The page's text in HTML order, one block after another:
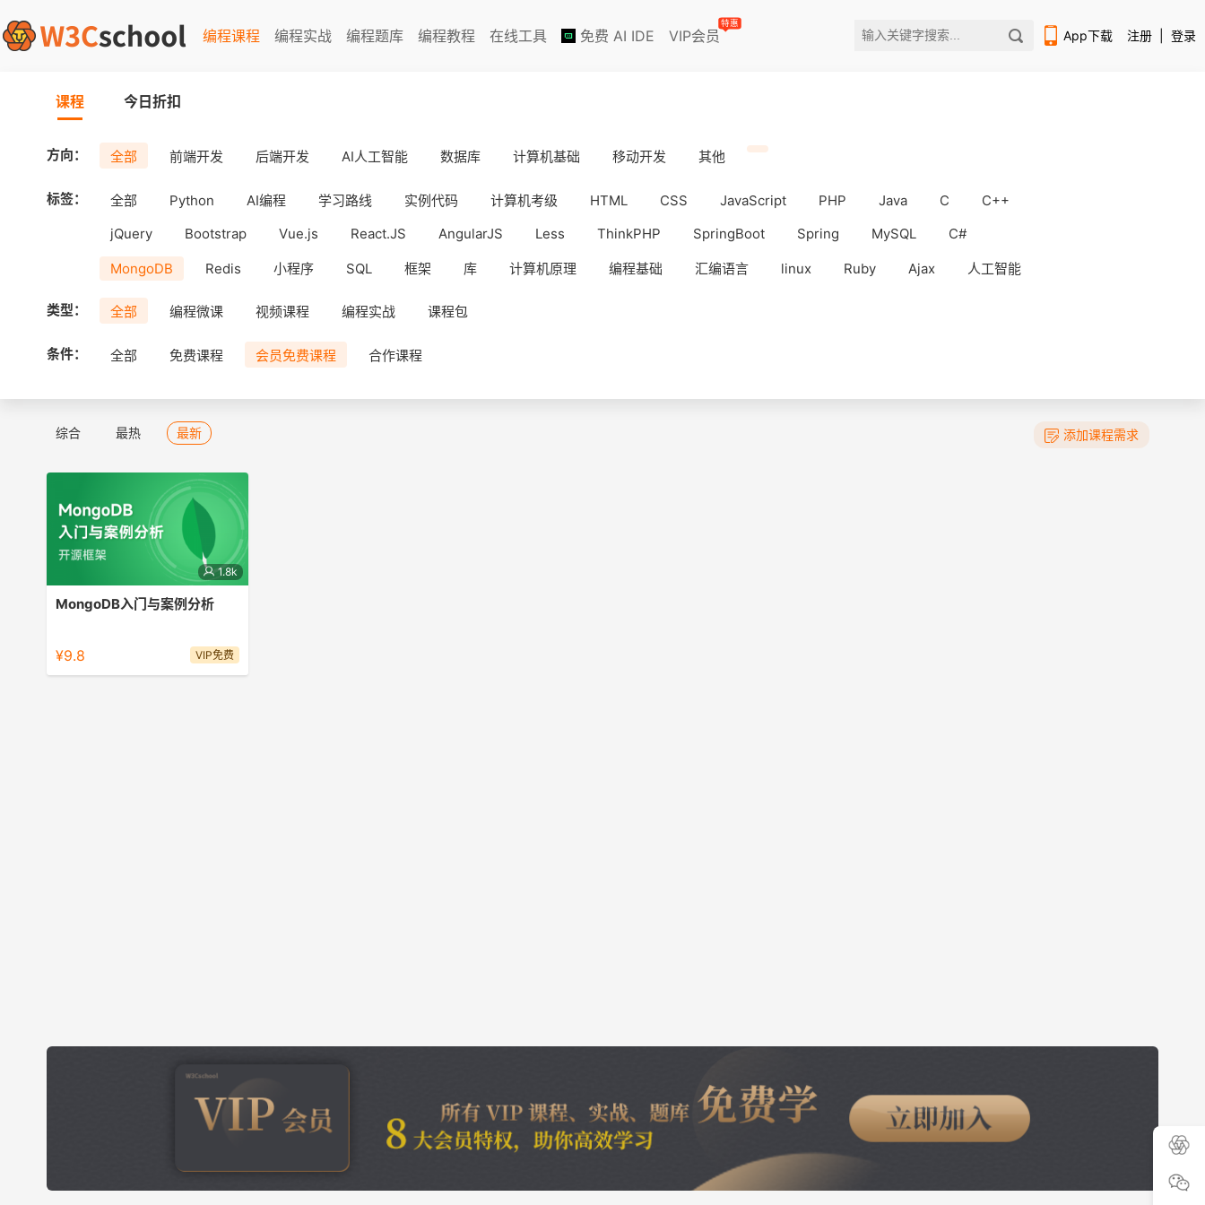
编程课程 编程实战 编程题库 编程教程 在线工具 免费 AI IDE VIP会员
特惠
App下载 注册 登录
课程 今日折扣
方向： 全部 前端开发 后端开发 AI人工智能 数据库 计算机基础 移动开发 其他
标签： 全部 Python AI编程 学习路线 实例代码 计算机考级 HTML CSS JavaScript PHP Java C
C++
jQuery
Bootstrap Vue.js React.JS AngularJS Less ThinkPHP SpringBoot Spring MySQL C#
MongoDB Redis 小程序 SQL 框架 库 计算机原理 编程基础 汇编语言 linux Ruby Ajax 人工智能
工具 Android uni-app APICloud iOS
类型： 全部 编程微课 视频课程 编程实战 课程包
条件： 全部 免费课程 会员免费课程 合作课程
综合 最热 最新 添加课程需求
1.8k
MongoDB入门与案例分析
¥9.8 VIP免费